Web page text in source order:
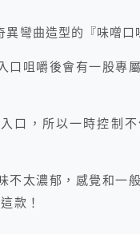
彎曲造型的『味噌口
口咀嚼後會有一股專
口，所以一時控制
不太濃郁，感覺和一
款！